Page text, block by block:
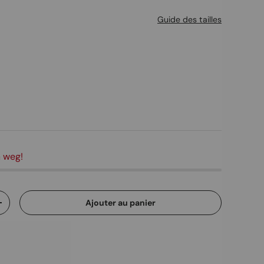
Guide des tailles
la quantitéAjouter au panier